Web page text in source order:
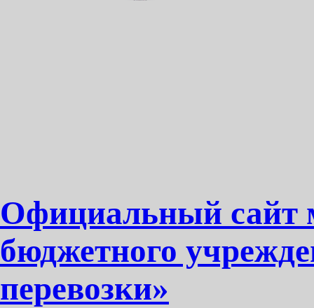
Официальный сайт
бюджетного
перевозки»